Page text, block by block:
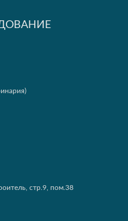
стр.9, пом.38